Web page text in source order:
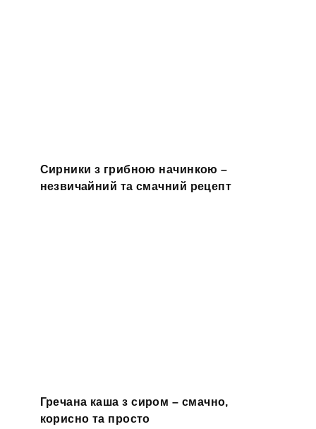
Сирники з грибною начинкою –
незвичайний та смачний рецепт
Гречана каша з сиром – смачно,
корисно та просто